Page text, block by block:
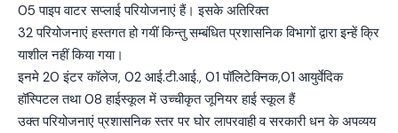
05 पाइप वाटर सप्लाई परियोजनाएं हैं। इसके अतिरिक्त
32 परियोजनाएं हस्तगत हो गयीं किन्तु सम्बंधित प्रशासनिक विभागों द्वारा इन्हें क्रि
याशील नहीं किया गया।
इनमे 20 इंटर कॉलेज, 02 आई.टी.आई., 01 पॉलिटेक्निक,01 आयुर्वेदिक
हॉस्पिटल तथा 08 हाईस्कूल में उच्चीकृत जूनियर हाई स्कूल हैं
उक्त परियोजनाएं प्रशासनिक स्तर पर घोर लापरवाही व सरकारी धन के अपव्यय